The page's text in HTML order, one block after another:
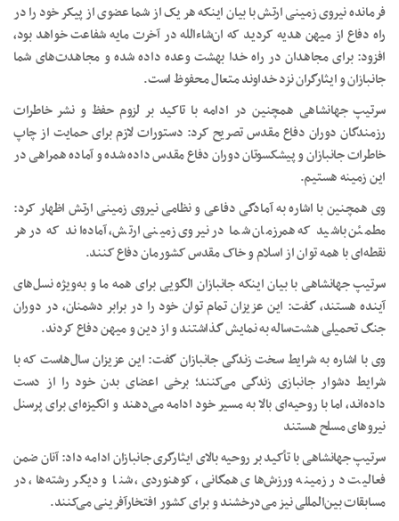
فرمانده نیروی زمینی ارتش با بیان اینکه هر یک از شما عضوی از پیکر خود را در
راه دفاع از میهن هدیه کردید که ان‌شاءالله در آخرت مایه شفاعت خواهد بود،
افزود: برای مجاهدان در راه خدا بهشت وعده داده شده و مجاهدت‌های شما
جانبازان و ایثارگران نزد خداوند متعال محفوظ است.
سرتیپ جهانشاهی همچنین در ادامه با تاکید بر لزوم حفظ و نشر خاطرات
رزمندگان دوران دفاع مقدس تصریح کرد: دستورات لازم برای حمایت از چاپ
خاطرات جانبازان و پیشکسوتان دوران دفاع مقدس داده شده و آماده همراهی در
این زمینه هستیم.
وی همچنین با اشاره به آمادگی دفاعی و نظامی نیروی زمینی ارتش اظهار کرد:
مطمئن باشید که همرزمان شما در نیروی زمینی ارتش، آماده‌اند که در هر
نقطه‌ای با همه توان از اسلام و خاک مقدس کشورمان دفاع کنند.
سرتیپ جهانشاهی با بیان اینکه جانبازان الگویی برای همه ما و به‌ویژه نسل‌های
آینده هستند، گفت: این عزیزان تمام توان خود را در برابر دشمنان، در دوران
جنگ تحمیلی هشت‌ساله به نمایش گذاشتند و از دین و میهن دفاع کردند.
وی با اشاره به شرایط سخت زندگی جانبازان گفت: این عزیزان سال‌هاست که با
شرایط دشوار جانبازی زندگی می‌کنند؛ برخی اعضای بدن خود را از دست
داده‌اند، اما با روحیه‌ای بالا به مسیر خود ادامه می‌دهند و انگیزه‌ای برای پرسنل
نیروهای مسلح هستند
سرتیپ جهانشاهی با تأکید بر روحیه بالای ایثارگری جانبازان ادامه داد: آنان ضمن
فعالیت در زمینه ورزش‌های همگانی، کوهنوردی، شنا و دیگر رشته‌ها، در
مسابقات بین‌المللی نیز می‌درخشند و برای کشور افتخارآفرینی می‌کنند.